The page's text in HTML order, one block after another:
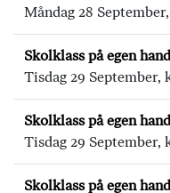
Måndag 28
Skolklass på egen
Tisdag 29 September,
Skolklass på egen
Tisdag 29 September,
Skolklass på egen